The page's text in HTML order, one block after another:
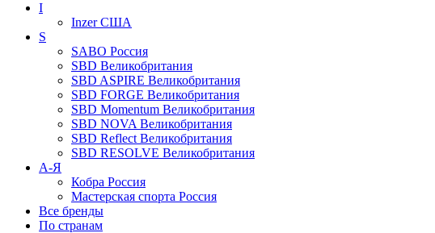
I
InzerСША
S
SABO Россия
SBD Великобритания
SBD ASPIRE Великобритания
SBD FORGE Великобритания
SBD Momentum Великобритания
SBD NOVA Великобритания
SBD Reflect Великобритания
SBD RESOLVE Великобритания
А-Я
Кобра Россия
Мастерская спорта Россия
Все бренды
По странам